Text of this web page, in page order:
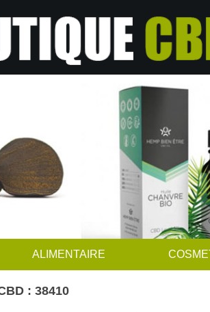
ALIMENTAIRE
: 38410